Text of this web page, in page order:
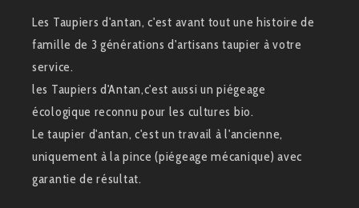
Les Taupiers d'antan, c'est avant tout une histoire de
famille de 3 générations d'artisans taupier à votre
service.
les Taupiers d'Antan,c'est aussi un piégeage
écologique reconnu pour les cultures bio.
Le taupier d'antan, c'est un travail à l'ancienne,
uniquement à la pince (piégeage mécanique) avec
garantie de résultat.